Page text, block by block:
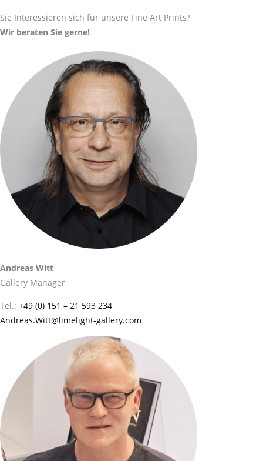
Sie Interessieren sich für unsere Fine Art Prints?
Wir beraten Sie gerne!
Andreas Witt
Gallery Manager
Tel.: +49 (0) 151 – 21 593 234
Andreas.Witt@limelight-gallery.com